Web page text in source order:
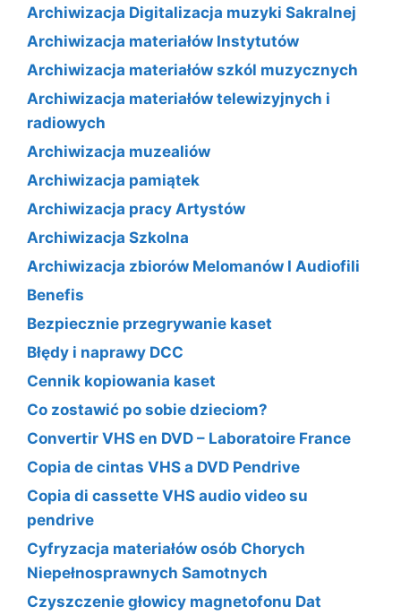
Archiwizacja Digitalizacja muzyki Sakralnej
Archiwizacja materiałów Instytutów
Archiwizacja materiałów szkól muzycznych
Archiwizacja materiałów telewizyjnych i
radiowych
Archiwizacja muzealiów
Archiwizacja pamiątek
Archiwizacja pracy Artystów
Archiwizacja Szkolna
Archiwizacja zbiorów Melomanów I Audiofili
Benefis
Bezpiecznie przegrywanie kaset
Błędy i naprawy DCC
Cennik kopiowania kaset
Co zostawić po sobie dzieciom?
Convertir VHS en DVD – Laboratoire France
Copia de cintas VHS a DVD Pendrive
Copia di cassette VHS audio video su
pendrive
Cyfryzacja materiałów osób Chorych
Niepełnosprawnych Samotnych
Czyszczenie głowicy magnetofonu Dat